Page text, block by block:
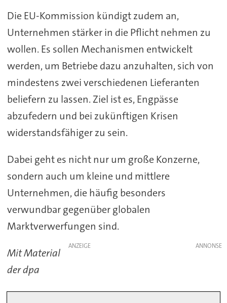
Die EU-Kommission kündigt zudem an,
Unternehmen stärker in die Pflicht nehmen zu
wollen. Es sollen Mechanismen entwickelt
werden, um Betriebe dazu anzuhalten, sich von
mindestens zwei verschiedenen Lieferanten
beliefern zu lassen. Ziel ist es, Engpässe
abzufedern und bei zukünftigen Krisen
widerstandsfähiger zu sein.
Dabei geht es nicht nur um große Konzerne,
sondern auch um kleine und mittlere
Unternehmen, die häufig besonders
verwundbar gegenüber globalen
Marktverwerfungen sind.
ANZEIGE
Mit Material
der dpa